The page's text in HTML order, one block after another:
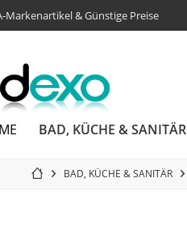
Markenartikel & Günstige Preise
BAD, KÜCHE & SANITÄR
BAD, KÜCHE & SANITÄR